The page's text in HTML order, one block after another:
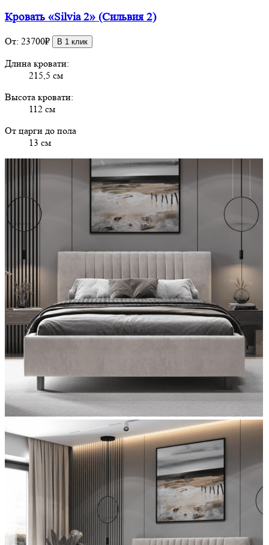
Кровать «Silvia 2» (Сильвия 2)
От: 23700₽ В 1 клик
Длина кровати:
215,5 см
Высота кровати:
112 см
От царги до пола
13 см